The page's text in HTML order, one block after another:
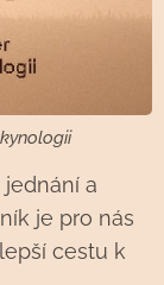
a
je pro nás
cestu k